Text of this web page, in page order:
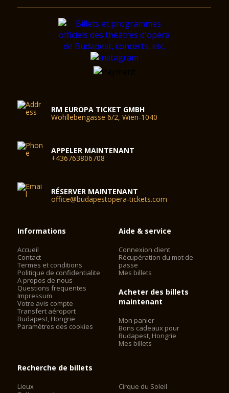
RM EUROPA TICKET GMBH
Wohllebengasse 6/2, Wien-1040
APPELER MAINTENANT
+436763806708
RÉSERVER MAINTENANT
office@budapestopera-tickets.com
Informations
Accueil
Contact
Termes et conditions
Politique de confidentialite
A propos de nous
Questions frequentes
Impressum
Votre avis compte
Transfert aéroport
Budapest, Hongrie
Paramètres des cookies
Aide & service
Connexion client
Récupération du mot de
passe
Mes billets
Acheter des billets
maintenant
Mon panier
Bons cadeaux pour
Budapest, Hongrie
Mes billets
Recherche de billets
Lieux
Cirque du Soleil